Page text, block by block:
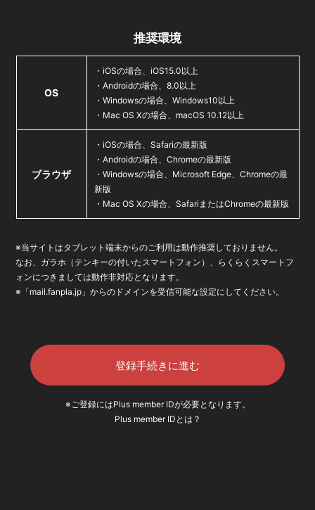
推奨環境
OS
・iOSの場合、iOS15.0以上
・Androidの場合、8.0以上
・Windowsの場合、Windows10以上
・Mac OS Xの場合、macOS 10.12以上
ブラウザ
・iOSの場合、Safariの最新版
・Androidの場合、Chromeの最新版
・Windowsの場合、Microsoft Edge、Chromeの最
新版
・Mac OS Xの場合、SafariまたはChromeの最新版
※当サイトはタブレット端末からのご利用は動作推奨しておりません。
なお、ガラホ（テンキーの付いたスマートフォン）、らくらくスマートフ
ォンにつきましては動作非対応となります。
※「mail.fanpla.jp」からのドメインを受信可能な設定にしてください。
登録手続きに進む
※ご登録にはPlus member IDが必要となります。
Plus member IDとは？